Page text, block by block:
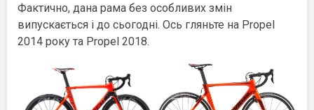
Фактично, дана рама без особливих змін
випускається і до сьогодні. Ось гляньте на Propel
2014 року та Propel 2018.